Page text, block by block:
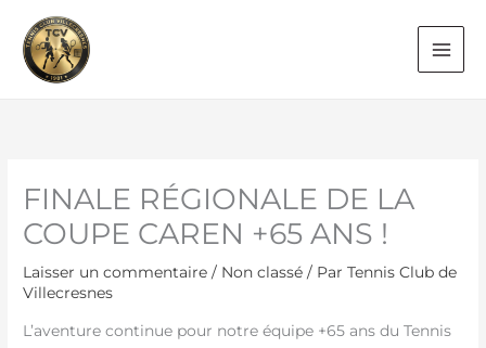
contenu
FINALE RÉGIONALE DE LA
COUPE CAREN +65 ANS !
Laisser un commentaire / Non classé / ParTennis Club de
Villecresnes
L’aventure continue pour notre équipe +65 ans du Tennis